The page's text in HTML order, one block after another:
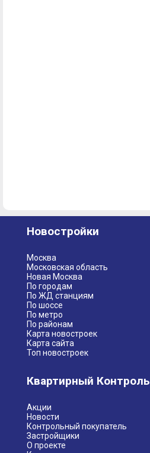
Новостройки
Москва
Московская область
Новая Москва
По городам
По ЖД станциям
По шоссе
По метро
По районам
Карта новостроек
Карта сайта
Топ новостроек
Квартирный Контроль
Акции
Новости
Контрольный покупатель
Застройщики
О проекте